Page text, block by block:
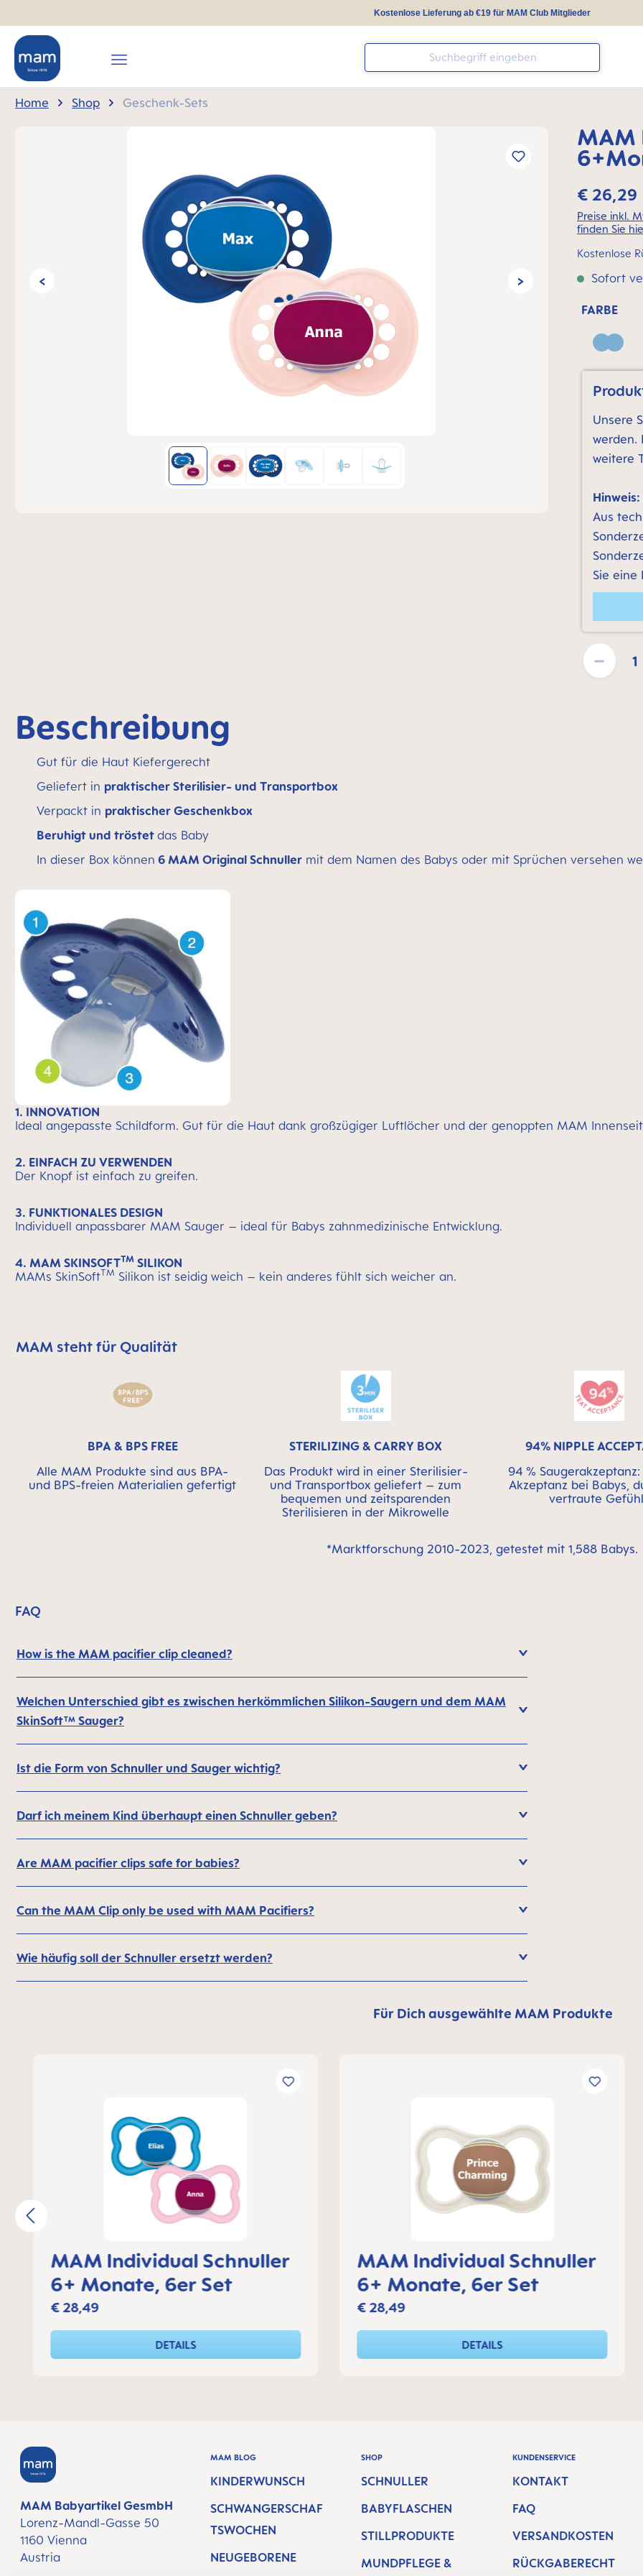
Kostenlose Lieferung ab €19 für MAM Club Mitglieder
Home Shop Geschenk-Sets
MAM
€ 26,29
Preise inkl.
finden Sie
Kostenlose
Sofort
FARBE
Blue
Unsere
werden.
weitere
Hinweis:
Aus
Sie eine
Produkt
Beschreibung
Gut für die Haut Kiefergerecht
Geliefert in praktischer Sterilisier- und Transportbox
Verpackt in praktischer Geschenkbox
Beruhigt und tröstet das Baby
In dieser Box können 6 MAM Original Schnuller mit dem Namen des Babys oder mit Sprüchen versehen
1. INNOVATION
Ideal angepasste Schildform. Gut für die Haut dank großzügiger Luftlöcher und der genoppten MAM
2. EINFACH ZU VERWENDEN
Der Knopf ist einfach zu greifen.
3. FUNKTIONALES DESIGN
Individuell anpassbarer MAM Sauger – ideal für Babys zahnmedizinische Entwicklung.
4. MAM SKINSOFTTM SILIKON
MAMs SkinSoftTM Silikon ist seidig weich – kein anderes fühlt sich weicher an.
MAM überspringen bedeutet Qualitätssymbolleiste
MAM steht für Qualität
BPA & BPS FREE
Alle MAM Produkte sind aus BPA-
und BPS-freien Materialien gefertigt
STERILIZING & CARRY BOX
Das Produkt wird in einer Sterilisier-
und Transportbox geliefert – zum
bequemen und zeitsparenden
Sterilisieren in der Mikrowelle
94% NIPPLE
94 %
Akzeptanz bei Babys,
vertraute
*Marktforschung 2010-2023, getestet mit 1,588 Babys.
FAQ
How is the MAM pacifier clip cleaned?
Welchen Unterschied gibt es zwischen herkömmlichen Silikon-Saugern und dem MAM
SkinSoft™ Sauger?
Ist die Form von Schnuller und Sauger wichtig?
Darf ich meinem Kind überhaupt einen Schnuller geben?
Are MAM pacifier clips safe for babies?
Can the MAM Clip only be used with MAM Pacifiers?
Wie häufig soll der Schnuller ersetzt werden?
Für Dich ausgewählte MAM Produkte
MAM Individual Schnuller
6+ Monate, 6er Set
€ 28,49
DETAILS
MAM Individual Schnuller
6+ Monate, 6er Set
€ 28,49
DETAILS
MAM Babyartikel GesmbH
Lorenz-Mandl-Gasse 50
1160 Vienna
Austria
MAM BLOG
KINDERWUNSCH
SCHWANGERSCHAF
TSWOCHEN
NEUGEBORENE
SHOP
SCHNULLER
BABYFLASCHEN
STILLPRODUKTE
MUNDPFLEGE &
KUNDENSERVICE
KONTAKT
FAQ
VERSANDKOSTEN
RÜCKGABERECHT